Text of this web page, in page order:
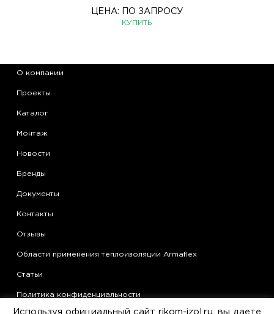
ЦЕНА: ПО ЗАПРОСУ
КУПИТЬ
О компании
Проекты
Каталог
Монтаж
Новости
Бренды
Документы
Контакты
Отзывы
Области применения теплоизоляции Armaflex
Статьи
Политика конфиденциальности
Используя официальный сайт rikom-izol.ru, вы даете